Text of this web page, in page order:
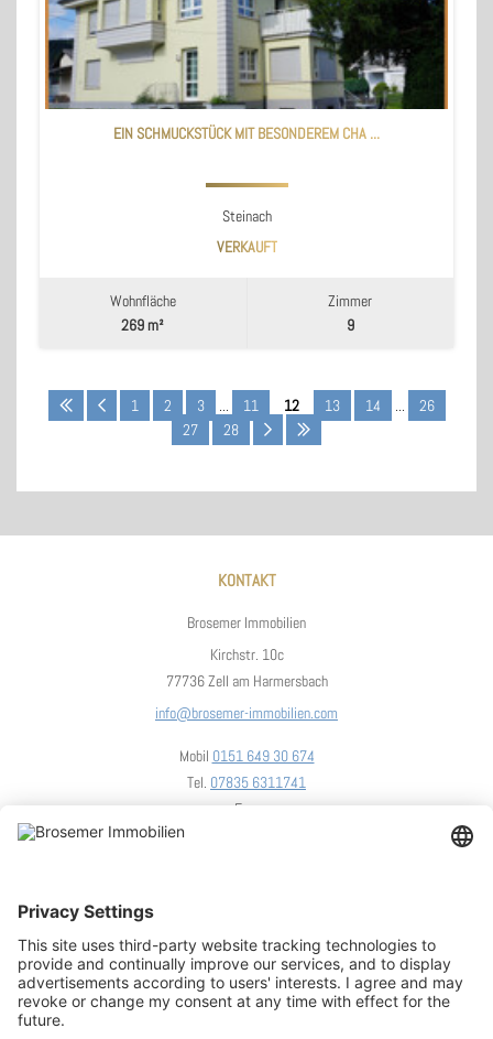
EIN SCHMUCKSTÜCK MIT BESONDEREM CHA ...
Steinach
VERKAUFT
Wohnfläche
269 m²
Zimmer
9
1 2 3 ... 11 12 13 14 ...
26
27
28
KONTAKT
Brosemer Immobilien
Kirchstr. 10c
77736 Zell am Harmersbach
info@brosemer-immobilien.com
Mobil 0151 649 30 674
Tel. 07835 6311741
Fax.
We need your consent to load the
OpenStreetMap service!